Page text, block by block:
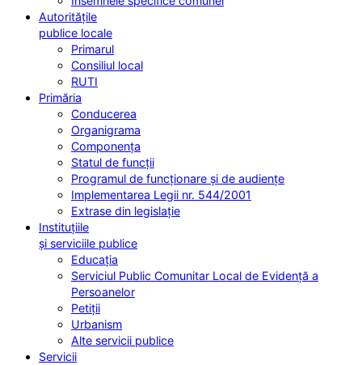
Autoritățile
publice locale
Primarul
Consiliul local
RUTI
Primăria
Conducerea
Organigrama
Componența
Statul de funcții
Programul de funcționare și de audiențe
Implementarea Legii nr. 544/2001
Extrase din legislație
Instituțiile
și serviciile publice
Educația
Serviciul Public Comunitar Local de Evidență a
Persoanelor
Petiții
Urbanism
Alte servicii publice
Servicii